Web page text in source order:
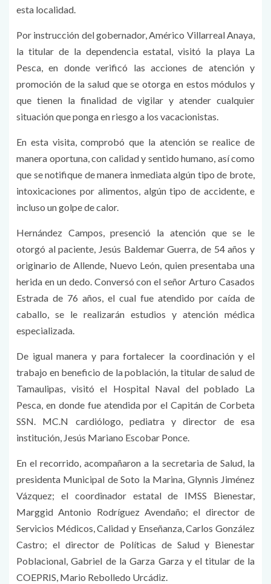
esta localidad.
Por instrucción del gobernador, Américo Villarreal Anaya,
la titular de la dependencia estatal, visitó la playa La
Pesca, en donde verificó las acciones de atención y
promoción de la salud que se otorga en estos módulos y
que tienen la finalidad de vigilar y atender cualquier
situación que ponga en riesgo a los vacacionistas.
En esta visita, comprobó que la atención se realice de
manera oportuna, con calidad y sentido humano, así como
que se notifique de manera inmediata algún tipo de brote,
intoxicaciones por alimentos, algún tipo de accidente, e
incluso un golpe de calor.
Hernández Campos, presenció la atención que se le
otorgó al paciente, Jesús Baldemar Guerra, de 54 años y
originario de Allende, Nuevo León, quien presentaba una
herida en un dedo. Conversó con el señor Arturo Casados
Estrada de 76 años, el cual fue atendido por caída de
caballo, se le realizarán estudios y atención médica
especializada.
De igual manera y para fortalecer la coordinación y el
trabajo en beneficio de la población, la titular de salud de
Tamaulipas, visitó el Hospital Naval del poblado La
Pesca, en donde fue atendida por el Capitán de Corbeta
SSN. MC.N cardiólogo, pediatra y director de esa
institución, Jesús Mariano Escobar Ponce.
En el recorrido, acompañaron a la secretaria de Salud, la
presidenta Municipal de Soto la Marina, Glynnis Jiménez
Vázquez; el coordinador estatal de IMSS Bienestar,
Marggid Antonio Rodríguez Avendaño; el director de
Servicios Médicos, Calidad y Enseñanza, Carlos González
Castro; el director de Políticas de Salud y Bienestar
Poblacional, Gabriel de la Garza Garza y el titular de la
COEPRIS, Mario Rebolledo Urcádiz.